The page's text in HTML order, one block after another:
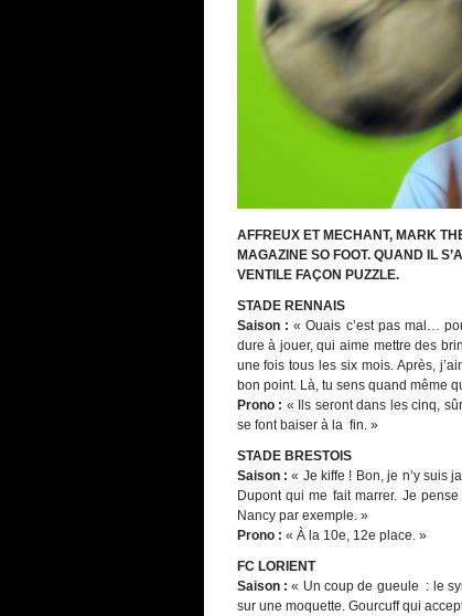
AFFREUX ET MECHANT, MARK
MAGAZINE SO FOOT. QUAND IL
VENTILE FAÇON PUZZLE.
STADE RENNAIS
Saison : « Ouais c’est pas mal…
dure à jouer, qui aime mettre des
une fois tous les six mois. Après,
bon point. Là, tu sens quand même
Prono : « Ils seront dans les cinq,
se font baiser à la fin. »
STADE BRESTOIS
Saison : « Je kiffe ! Bon, je n’y suis
Dupont qui me fait marrer. Je
Nancy par exemple. »
Prono : « À la 10e, 12e place. »
FC LORIENT
Saison : « Un coup de gueule : le
sur une moquette. Gourcuff qui